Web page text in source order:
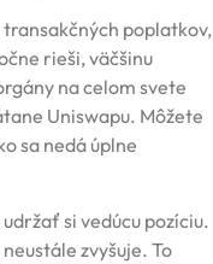
poplatkov,
rieši, väčšinu
na celom svete
Uniswapu. Môžete
sa nedá úplne
si vedúcu pozíciu.
zvyšuje. To